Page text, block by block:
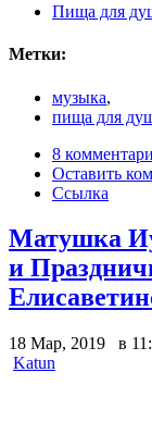
Пища для
Метки:
музыка,
пища для
8
Оставить
Ссылка
Матушка
и
18 Мар, 2019 в
Katun